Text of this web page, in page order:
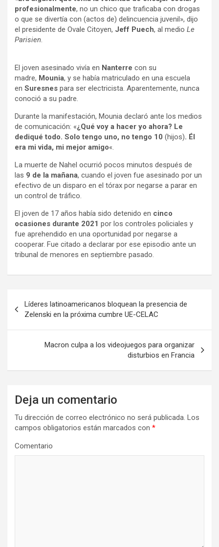
profesionalmente, no un chico que traficaba con drogas
o que se divertía con (actos de) delincuencia juvenil», dijo
el presidente de Ovale Citoyen, Jeff Puech, al medio Le
Parisien.
El joven asesinado vivía en Nanterre con su
madre, Mounia, y se había matriculado en una escuela
en Suresnes para ser electricista. Aparentemente, nunca
conoció a su padre.
Durante la manifestación, Mounia declaró ante los medios
de comunicación: «¿Qué voy a hacer yo ahora? Le
dediqué todo. Solo tengo uno, no tengo 10 (hijos). Él
era mi vida, mi mejor amigo«.
La muerte de Nahel ocurrió pocos minutos después de
las 9 de la mañana, cuando el joven fue asesinado por un
efectivo de un disparo en el tórax por negarse a parar en
un control de tráfico.
El joven de 17 años había sido detenido en cinco
ocasiones durante 2021 por los controles policiales y
fue aprehendido en una oportunidad por negarse a
cooperar. Fue citado a declarar por ese episodio ante un
tribunal de menores en septiembre pasado.
v
a
Líderes latinoamericanos bloquean la presencia de
Zelenski en la próxima cumbre UE-CELAC
Macron culpa a los videojuegos para organizar
disturbios en Francia
Deja un comentario
Tu dirección de correo electrónico no será publicada. Los
campos obligatorios están marcados con *
Comentario